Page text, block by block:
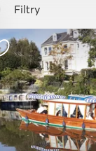
Filtry